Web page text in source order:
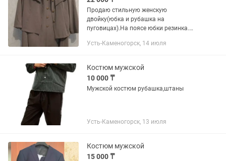
Продаю стильную женскую
двойку(юбка и рубашка на
пуговицах).На поясе юбки резинка.
разу не надевали.Размер подходит 46-
Усть-Каменогорск, 14 июля
Костюм мужской
10 000 ₸
Мужской костюм рубашка,штаны
Усть-Каменогорск, 13 июля
Костюм мужской
15 000 ₸